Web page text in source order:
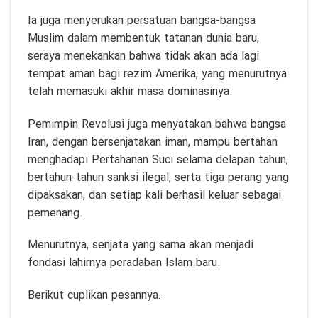
Ia juga menyerukan persatuan bangsa-bangsa
Muslim dalam membentuk tatanan dunia baru,
seraya menekankan bahwa tidak akan ada lagi
tempat aman bagi rezim Amerika, yang menurutnya
telah memasuki akhir masa dominasinya.
Pemimpin Revolusi juga menyatakan bahwa bangsa
Iran, dengan bersenjatakan iman, mampu bertahan
menghadapi Pertahanan Suci selama delapan tahun,
bertahun-tahun sanksi ilegal, serta tiga perang yang
dipaksakan, dan setiap kali berhasil keluar sebagai
pemenang.
Menurutnya, senjata yang sama akan menjadi
fondasi lahirnya peradaban Islam baru.
Berikut cuplikan pesannya: